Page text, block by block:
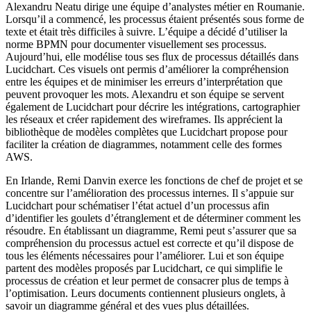
Alexandru Neatu dirige une équipe d’analystes métier en Roumanie.
Lorsqu’il a commencé, les processus étaient présentés sous forme de
texte et était très difficiles à suivre. L’équipe a décidé d’utiliser la
norme BPMN pour documenter visuellement ses processus.
Aujourd’hui, elle modélise tous ses flux de processus détaillés dans
Lucidchart. Ces visuels ont permis d’améliorer la compréhension
entre les équipes et de minimiser les erreurs d’interprétation que
peuvent provoquer les mots. Alexandru et son équipe se servent
également de Lucidchart pour décrire les intégrations, cartographier
les réseaux et créer rapidement des wireframes. Ils apprécient la
bibliothèque de modèles complètes que Lucidchart propose pour
faciliter la création de diagrammes, notamment celle des formes
AWS.
En Irlande, Remi Danvin exerce les fonctions de chef de projet et se
concentre sur l’amélioration des processus internes. Il s’appuie sur
Lucidchart pour schématiser l’état actuel d’un processus afin
d’identifier les goulets d’étranglement et de déterminer comment les
résoudre. En établissant un diagramme, Remi peut s’assurer que sa
compréhension du processus actuel est correcte et qu’il dispose de
tous les éléments nécessaires pour l’améliorer. Lui et son équipe
partent des modèles proposés par Lucidchart, ce qui simplifie le
processus de création et leur permet de consacrer plus de temps à
l’optimisation. Leurs documents contiennent plusieurs onglets, à
savoir un diagramme général et des vues plus détaillées.